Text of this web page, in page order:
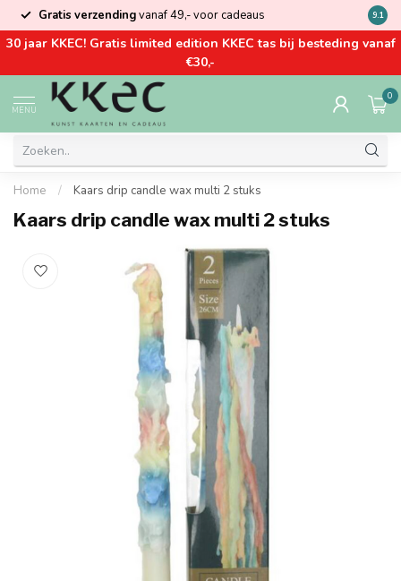
Gratis verzendingvanaf 49,- voor cadeaus Kom
9.1
30 jaar KKEC! Gratis limited edition KKEC tas bij besteding vanaf
€30,-
MENU
0
Home / Kaars drip candle wax multi 2 stuks
Kaars drip candle wax multi 2 stuks